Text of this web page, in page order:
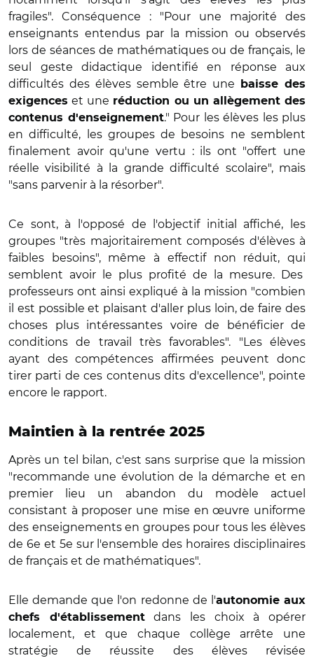
fragiles". Conséquence : "Pour une majorité des
enseignants entendus par la mission ou observés
lors de séances de mathématiques ou de français, le
seul geste didactique identifié en réponse aux
difficultés des élèves semble être une
baisse des
exigences et une réduction ou un allègement des
contenus d'enseignement." Pour les élèves les plus
en difficulté, les groupes de besoins ne semblent
finalement avoir qu'une vertu : ils ont "offert une
réelle visibilité à la grande difficulté scolaire", mais
"sans parvenir à la résorber".
Ce sont, à l'opposé de l'objectif initial affiché, les
groupes "très majoritairement composés d'élèves à
faibles besoins", même à effectif non réduit, qui
semblent avoir le plus profité de la mesure. Des
professeurs ont ainsi expliqué à la mission "combien
il est possible et plaisant d'aller plus loin, de faire des
choses plus intéressantes voire de bénéficier de
conditions de travail très favorables". "Les élèves
ayant des compétences affirmées peuvent donc
tirer parti de ces contenus dits d'excellence", pointe
encore le rapport.
Maintien à la rentrée 2025
Après un tel bilan, c'est sans surprise que la mission
"recommande une évolution de la démarche et en
premier lieu un abandon du modèle actuel
consistant à proposer une mise en œuvre uniforme
des enseignements en groupes pour tous les élèves
de 6e et 5e sur l'ensemble des horaires disciplinaires
de français et de mathématiques".
Elle demande que l'on redonne de l'autonomie aux
chefs d'établissementdans les choix à opérer
localement, et que chaque collège arrête une
stratégie de réussite des élèves révisée